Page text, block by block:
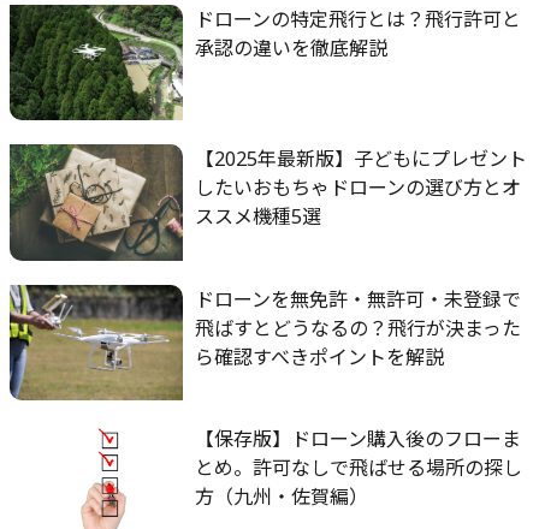
ドローンの特定飛行とは？飛行許可と
承認の違いを徹底解説
【2025年最新版】子どもにプレゼント
したいおもちゃドローンの選び方とオ
ススメ機種5選
ドローンを無免許・無許可・未登録で
飛ばすとどうなるの？飛行が決まった
ら確認すべきポイントを解説
【保存版】ドローン購入後のフローま
とめ。許可なしで飛ばせる場所の探し
方（九州・佐賀編）